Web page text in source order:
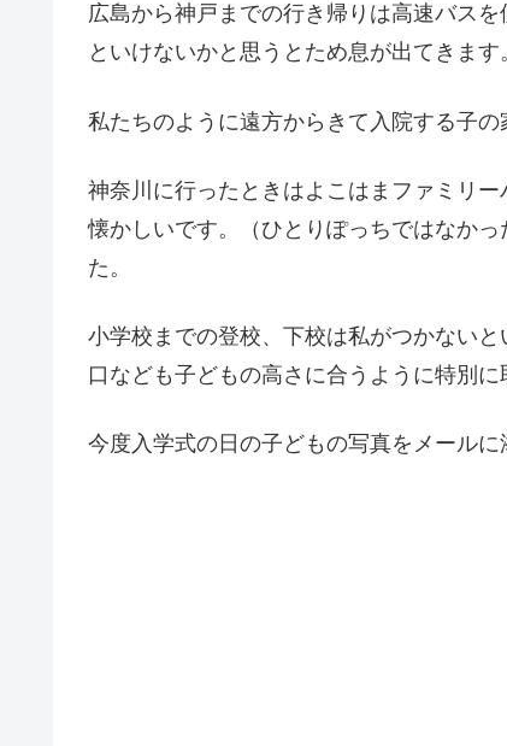
広島から神戸までの行き帰りは高速バス
といけないかと思うとため息が出てきます
私たちのように遠方からきて入院する子
神奈川に行ったときはよこはまファミリ
懐かしいです。（ひとりぽっちではなか
た。
小学校までの登校、下校は私がつかない
口なども子どもの高さに合うように特別
今度入学式の日の子どもの写真をメール